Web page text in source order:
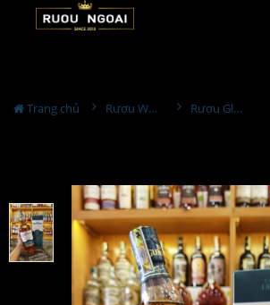
Trang chủ Rượu Whisky Rượu Glenlivet White Oak Reserve 1L